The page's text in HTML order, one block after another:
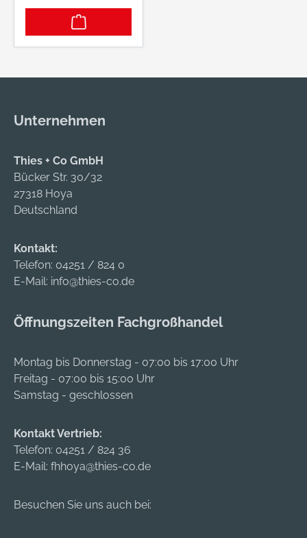
Unternehmen
Thies + Co GmbH
Bücker Str. 30/32
27318 Hoya
Deutschland
Kontakt:
Telefon: 04251 / 824 0
E-Mail: info@thies-co.de
Öffnungszeiten Fachgroßhandel
Montag bis Donnerstag - 07:00 bis 17:00 Uhr
Freitag - 07:00 bis 15:00 Uhr
Samstag - geschlossen
Kontakt Vertrieb:
Telefon: 04251 / 824 36
E-Mail: fhhoya@thies-co.de
Besuchen Sie uns auch bei: